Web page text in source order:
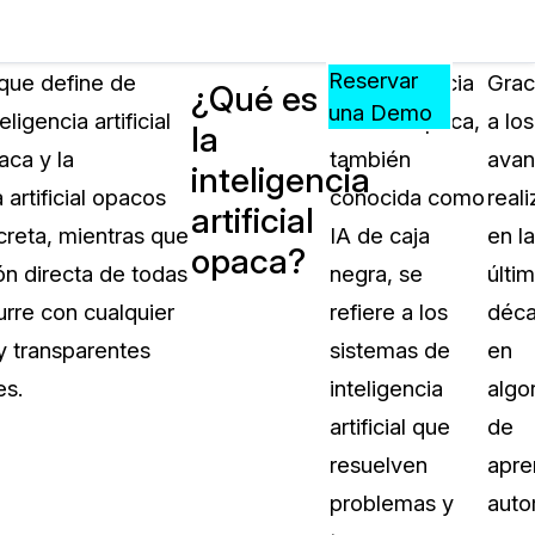
Médica
PreciosRecursos
APRENDA,
CONECTE
CREZCA
CON
CASEGUARD
Preguntas Frecuentes
CaseGuard
Artículos
Redacte archivos de video con
algoritmo mejorado
Eventos
Reservar
una Demo
define de
artificial
y la
artificial opacos
mientras que
directa de todas
con cualquier
transparentes
¿Qué es
la
inteligencia
artificial
opaca?
La inteligencia
artificial opaca,
también
conocida como
IA de caja
negra, se
refiere a los
sistemas de
inteligencia
artificial que
resuelven
problemas y
a los
en la
en
de